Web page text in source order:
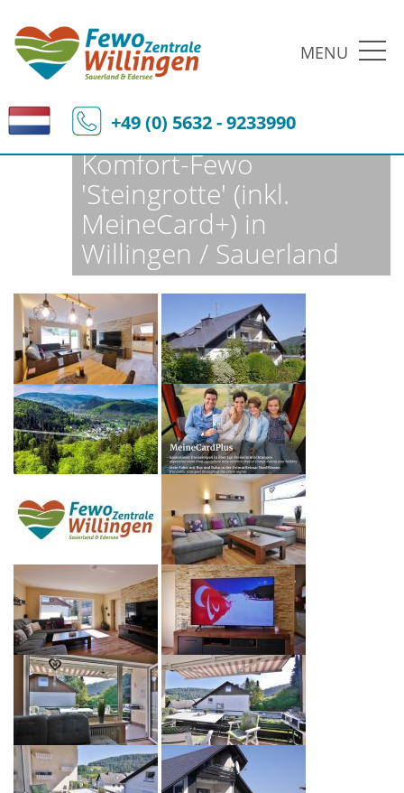
MENU
+49 (0) 5632 - 9233990
Fewo-Zentrale Willingen Ferienobjekte Fewo-Details
Komfort-Fewo
'Steingrotte' (inkl.
MeineCard+) in
Willingen / Sauerland